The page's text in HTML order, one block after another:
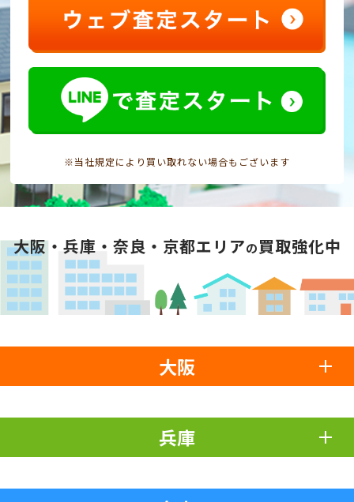
※当社規定により買い取れない場合もございます
大阪・兵庫・奈良・京都エリアの買取強化中
大阪
兵庫